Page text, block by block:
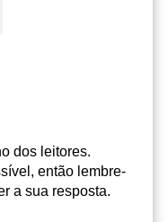
dos leitores.
então lembre-
a sua resposta.